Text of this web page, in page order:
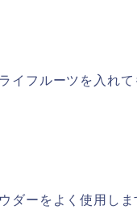
イフルーツを入れ
ダーをよく使用し